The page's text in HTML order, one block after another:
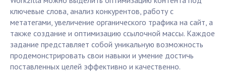
ключевые слова, анализ конкурентов, работу с
метатегами, увеличение органического трафика на сайт, а
также создание и оптимизацию ссылочной массы. Каждое
задание представляет собой уникальную возможность
продемонстрировать свои навыки и умение достичь
поставленных целей эффективно и качественно.